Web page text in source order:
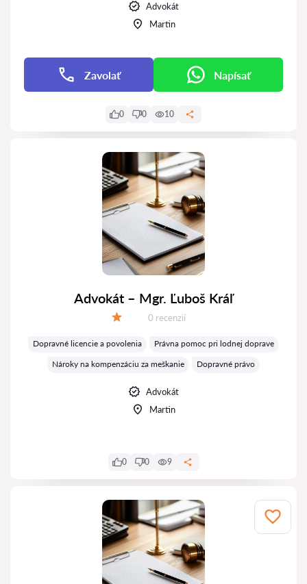
Advokát
Martin
Zavolať Napísať
0 0 10
Advokát – Mgr. Ľuboš Kráľ
Recenzií:
0 recenzií
Dopravné licencie a povolenia
Právna pomoc pri lodnej doprave
Nároky na kompenzáciu za meškanie
Dopravné právo
Advokát
Martin
0 0 9